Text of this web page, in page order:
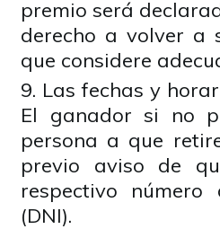
premio será
derecho a volver a
que considere
Las fechas y
El ganador si no
persona a que
previo aviso de
respectivo
(DNI).